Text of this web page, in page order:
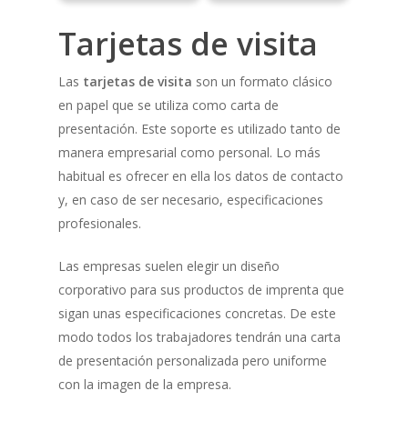
Tarjetas de visita
Las tarjetas de visita son un formato clásico
en papel que se utiliza como carta de
presentación. Este soporte es utilizado tanto de
manera empresarial como personal. Lo más
habitual es ofrecer en ella los datos de contacto
y, en caso de ser necesario, especificaciones
profesionales.
Las empresas suelen elegir un diseño
corporativo para sus productos de imprenta que
sigan unas especificaciones concretas. De este
modo todos los trabajadores tendrán una carta
de presentación personalizada pero uniforme
con la imagen de la empresa.